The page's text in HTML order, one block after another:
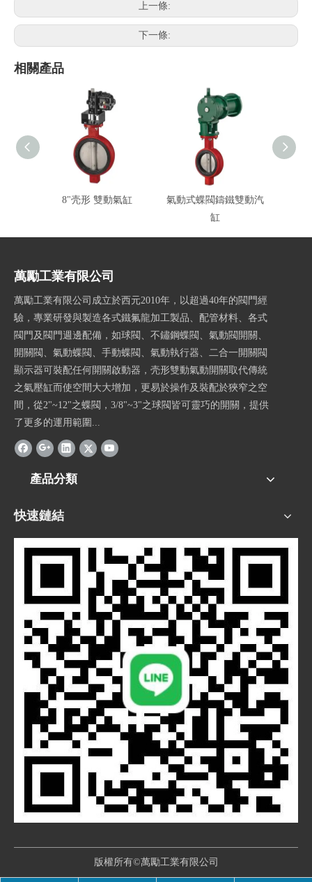
上一條:
下一條:
相關產品
8"壳形 雙動氣缸
氣動式蝶閥鑄鐵雙動汽
缸
萬勵工業有限公司
萬勵工業有限公司成立於西元2010年，以超過40年的閥門經
驗，專業研發與製造各式鐵氟龍加工製品、配管材料、各式
閥門及閥門週邊配備，如球閥、不鏽鋼蝶閥、氣動閥開關、
開關閥、氣動蝶閥、手動蝶閥、氣動執行器、二合一開關閥
顯示器可裝配任何開關啟動器，壳形雙動氣動開關取代傳統
之氣壓缸而使空間大大增加，更易於操作及裝配於狹窄之空
間，從2"~12"之蝶閥，3/8"~3"之球閥皆可靈巧的開關，提供
了更多的運用範圍...
產品分類
快速鏈結
版權所有©萬勵工業有限公司